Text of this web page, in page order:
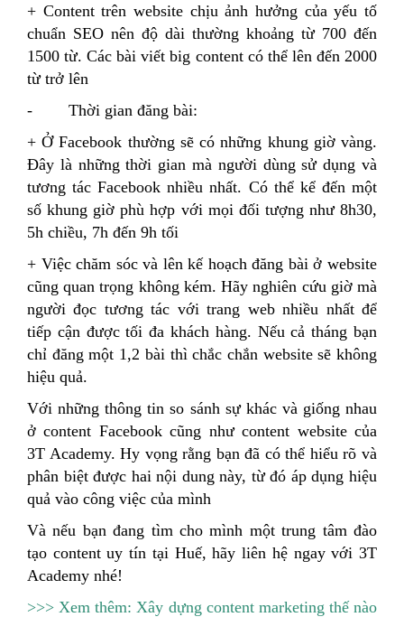
+ Content trên website chịu ảnh hưởng của yếu tố
chuẩn SEO nên độ dài thường khoảng từ 700 đến
1500 từ. Các bài viết big content có thể lên đến 2000
từ trở lên
- Thời gian đăng bài:
+ Ở Facebook thường sẽ có những khung giờ vàng.
Đây là những thời gian mà người dùng sử dụng và
tương tác Facebook nhiều nhất. Có thể kể đến một
số khung giờ phù hợp với mọi đối tượng như 8h30,
5h chiều, 7h đến 9h tối
+ Việc chăm sóc và lên kế hoạch đăng bài ở website
cũng quan trọng không kém. Hãy nghiên cứu giờ mà
người đọc tương tác với trang web nhiều nhất để
tiếp cận được tối đa khách hàng. Nếu cả tháng bạn
chỉ đăng một 1,2 bài thì chắc chắn website sẽ không
hiệu quả.
Với những thông tin so sánh sự khác và giống nhau
ở content Facebook cũng như content website của
3T Academy. Hy vọng rằng bạn đã có thể hiểu rõ và
phân biệt được hai nội dung này, từ đó áp dụng hiệu
quả vào công việc của mình
Và nếu bạn đang tìm cho mình một trung tâm đào
tạo content uy tín tại Huế, hãy liên hệ ngay với 3T
Academy nhé!
>>> Xem thêm: Xây dựng content marketing thế nào